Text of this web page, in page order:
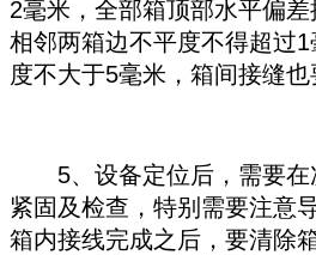
2毫米，全部箱顶部水平偏
相邻两箱边不平度不得超过
度不大于5毫米，箱间接缝也
5、设备定位后，需要在
紧固及检查，特别需要注意
箱内接线完成之后，要清除